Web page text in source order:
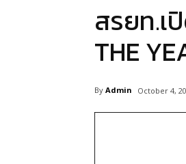
สรยท.เ
THE
By Admin October 4,